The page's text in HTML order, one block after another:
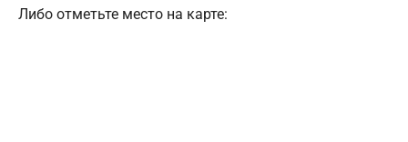
Либо отметьте место на карте: